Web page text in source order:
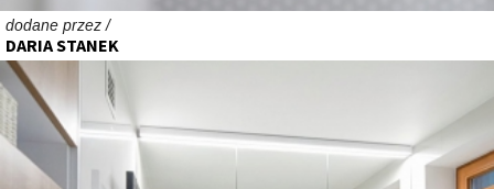
dodane przez /
DARIA STANEK